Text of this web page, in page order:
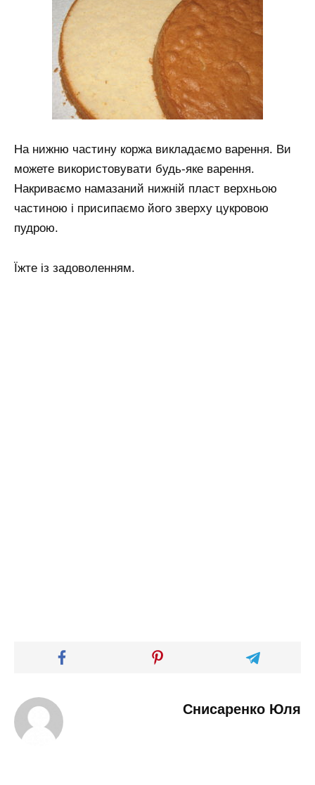
На нижню частину коржа викладаємо варення. Ви
можете використовувати будь-яке варення.
Накриваємо намазаний нижній пласт верхньою
частиною і присипаємо його зверху цукровою
пудрою.
Їжте із задоволенням.
Снисаренко Юля